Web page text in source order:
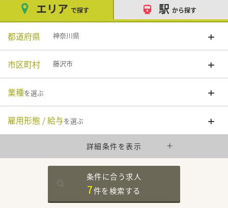
エリア で探す 駅 から探す
都道府県 神奈川県
市区町村 藤沢市
業種を選ぶ
雇用形態 / 給与を選ぶ
詳細条件を表示
条件に合う求人
7件を検索する